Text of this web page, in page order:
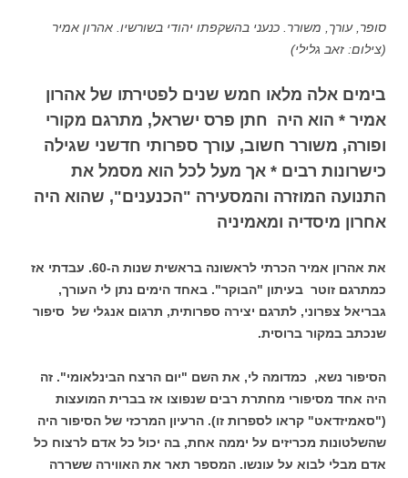
סופר, עורך, משורר. כנעני בהשקפתו יהודי בשורשיו. אהרון אמיר
(צילום: זאב גלילי)
בימים אלה מלאו חמש שנים לפטירתו של אהרון
אמיר * הוא היה חתן פרס ישראל, מתרגם מקורי
ופורה, משורר חשוב, עורך ספרותי חדשני שגילה
כישרונות רבים * אך מעל לכל הוא מסמל את
התנועה המוזרה והמסעירה "הכנענים", שהוא היה
אחרון מיסדיה ומאמיניה
את אהרון אמיר הכרתי לראשונה בראשית שנות ה-60. עבדתי אז
כמתרגם זוטר בעיתון "הבוקר". באחד הימים נתן לי העורך,
גבריאל צפרוני, לתרגם יצירה ספרותית, תרגום אנגלי של סיפור
שנכתב במקור ברוסית.
הסיפור נשא, כמדומה לי, את השם "יום הרצח הבינלאומי". זה
היה אחד מסיפורי מחתרת רבים שנפוצו אז בברית המועצות
("סאמיזדאט" קראו לספרות זו). הרעיון המרכזי של הסיפור היה
שהשלטונות מכריזים על יממה אחת, בה יכול כל אדם לרצוח כל
אדם מבלי לבוא על עונשו. המספר תאר את האווירה ששררה